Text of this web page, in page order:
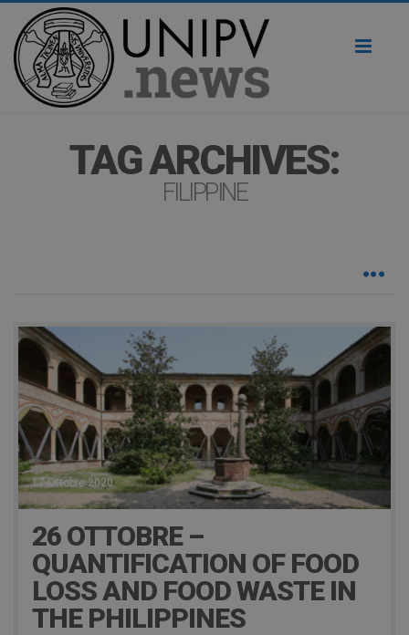
TAG ARCHIVES:
FILIPPINE
17 Ottobre 2020
26 OTTOBRE –
QUANTIFICATION OF FOOD
LOSS AND FOOD WASTE IN
THE PHILIPPINES